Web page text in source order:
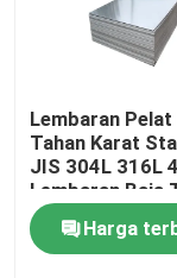
Lembaran Pelat
Tahan Karat
JIS 304L 316L
Lembaran Baja
Karat
Harga